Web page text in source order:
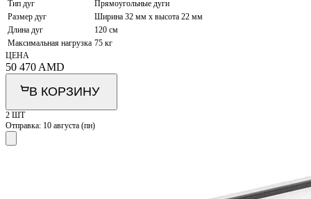
Тип дуг
Прямоугольные дуги
Размер дуг
Ширина 32 мм х высота 22 мм
Длина дуг
120 см
Максимальная нагрузка 75 кг
ЦЕНА
50 470 AMD
В КОРЗИНУ
2 ШТ
Отправка: 10 августа (пн)